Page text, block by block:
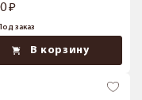
заказ
В корзину